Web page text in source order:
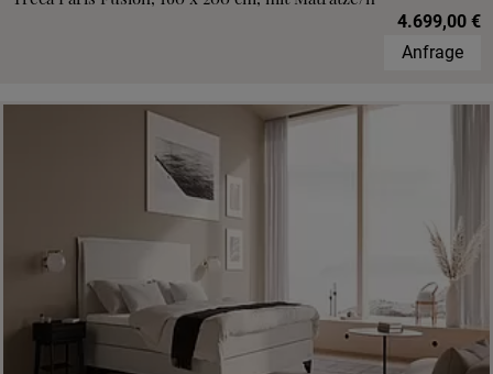
4.699,00 €
Anfrage